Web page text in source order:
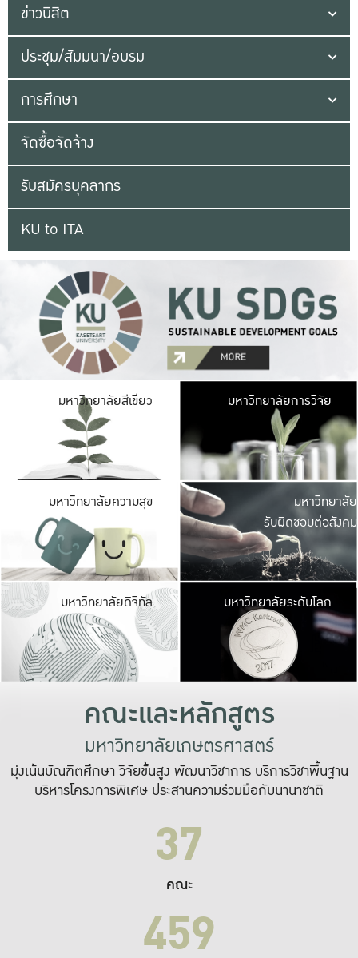
ข่าวนิสิต
ประชุม/สัมมนา/อบรม
การศึกษา
จัดซื้อจัดจ้าง
รับสมัครบุคลากร
KU to ITA
มหาวิทยาลัยสีเขียว มหาวิ
มีพื้นที่เขียวสดใส
เป็นป่าในเมือง เกษต
มหาวิทยาลัยการวิจัย
มหาวิทยาลัยความสุข มหาวิ
ค
เปิดประ
และพบเรื่องราวใ
มหาวิทยาลัย
รับผิดชอบต่อสังคม
มหาวิทยาลัยดิจิทัล มหาวิ
เปลี่ยนแปลง แล
เพื่อทำง
ระบบสารสนเทศ
มหาวิทยาลัยระดับโลก
คณะและหลักสูตร
มหาวิทยาลัยเกษตรศาสตร์
มุ่งเน้นบัณฑิตศึกษา วิจัยขั้นสูง พัฒนาวิชาการ บริการวิชาพื้นฐาน
บริหารโครงการพิเศษ ประสานความร่วมมือกับนานาชาติ
37
คณะ
459